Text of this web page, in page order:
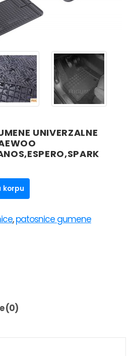
UNIVERZALNE
korpu
,patosnice gumene
(0)